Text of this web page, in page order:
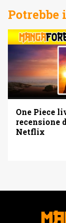
Potrebbe
One Piece
recensione
Netflix